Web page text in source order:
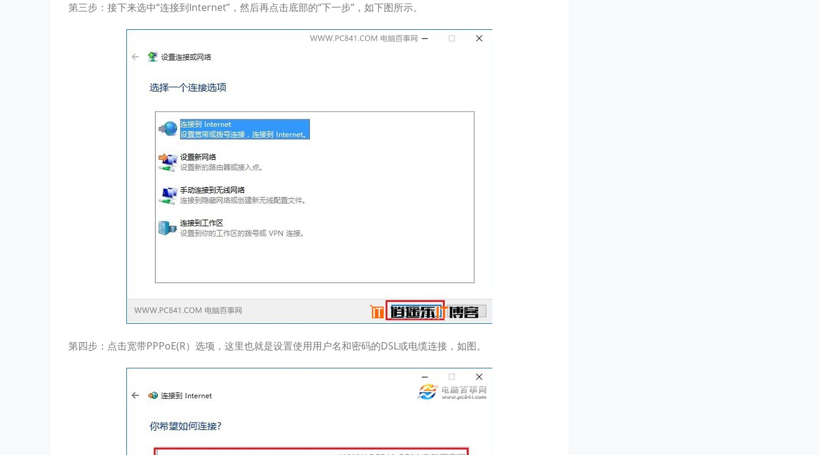
第三步：接下来选中“连接到Internet”，然后再点击底部的“下一步”，如下图所示。
第四步：点击宽带PPPoE(R）选项，这里也就是设置使用用户名和密码的DSL或电缆连接，如图。